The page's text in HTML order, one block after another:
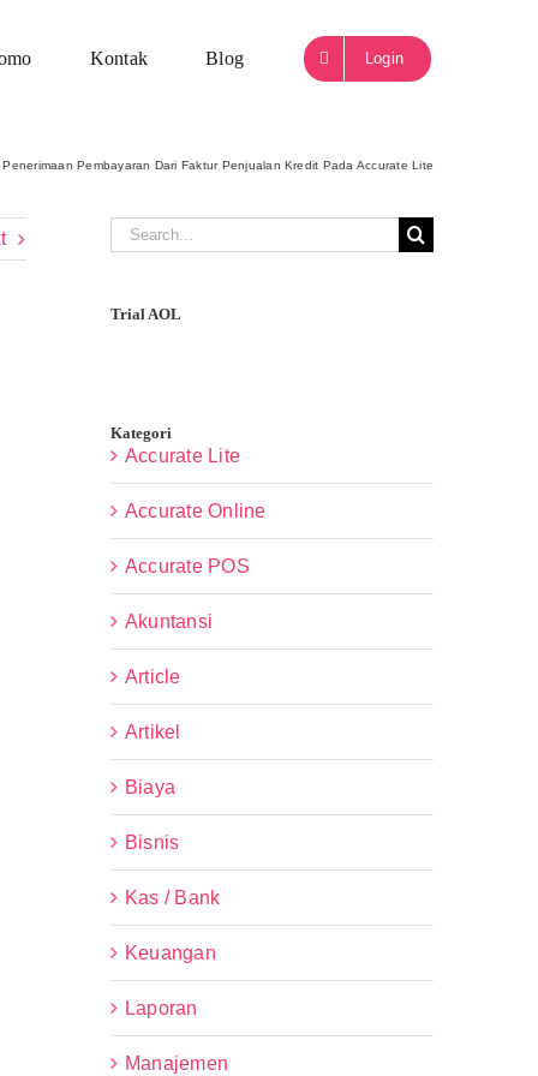
Kontak Blog Login
Pembayaran Dari Faktur Penjualan Kredit Pada Accurate Lite
Search
Trial AOL
Kategori
Accurate Lite
Accurate Online
Accurate POS
Akuntansi
Article
Artikel
Biaya
Bisnis
Kas / Bank
Keuangan
Laporan
Manajemen